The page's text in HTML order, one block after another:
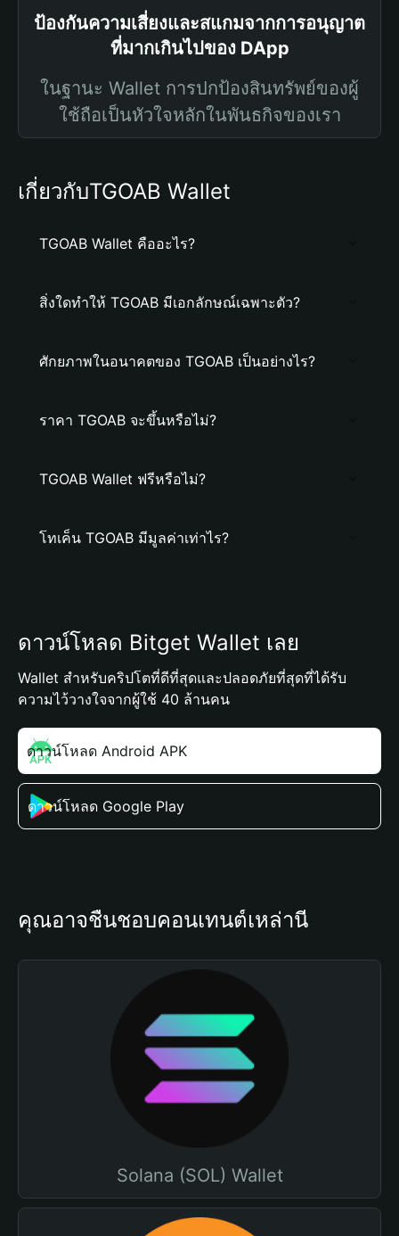
ป้องกันความเสี่ยงและสแกมจากการอนุญาต
ที่มากเกินไปของ DApp
ในฐานะ Wallet การปกป้องสินทรัพย์ของผู้
ใช้ถือเป็นหัวใจหลักในพันธกิจของเรา
เกี่ยวกับTGOAB Wallet
TGOAB Wallet คืออะไร?
สิ่งใดทำให้ TGOAB มีเอกลักษณ์เฉพาะตัว?
ศักยภาพในอนาคตของ TGOAB เป็นอย่างไร?
ราคา TGOAB จะขึ้นหรือไม่?
TGOAB Wallet ฟรีหรือไม่?
โทเค็น TGOAB มีมูลค่าเท่าไร?
ดาวน์โหลด Bitget Wallet เลย
Wallet สำหรับคริปโตที่ดีที่สุดและปลอดภัยที่สุดที่ได้รับ
ความไว้วางใจจากผู้ใช้ 40 ล้านคน
ดาวน์โหลด Android APK
ดาวน์โหลด Google Play
คุณอาจชื่นชอบคอนเทนต์เหล่านี้
Solana (SOL) Wallet